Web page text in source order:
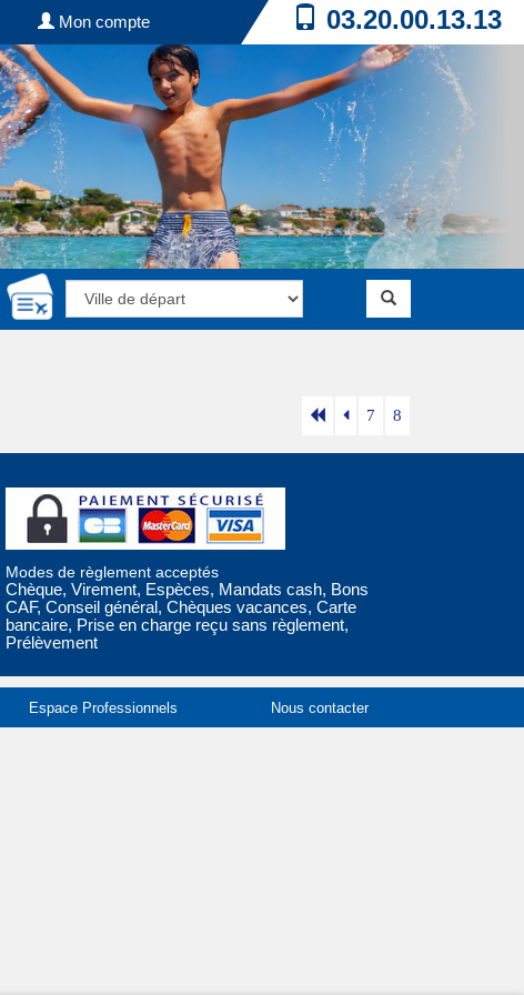
Mon compte 03.20.00.13.13
7 8
Modes de règlement acceptés
Chèque, Virement, Espèces, Mandats cash, Bons
CAF, Conseil général, Chèques vacances, Carte
bancaire, Prise en charge reçu sans règlement,
Prélèvement
Espace Professionnels Nous contacter